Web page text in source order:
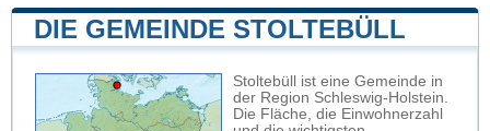
DIE GEMEINDE STOLTEBÜLL
Stoltebüll ist eine Gemeinde in
der Region Schleswig-Holstein.
Die Fläche, die Einwohnerzahl